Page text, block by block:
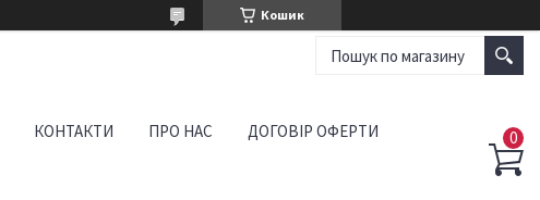
Кошик
КОНТАКТИ ПРО НАС ДОГОВІР ОФЕРТИ